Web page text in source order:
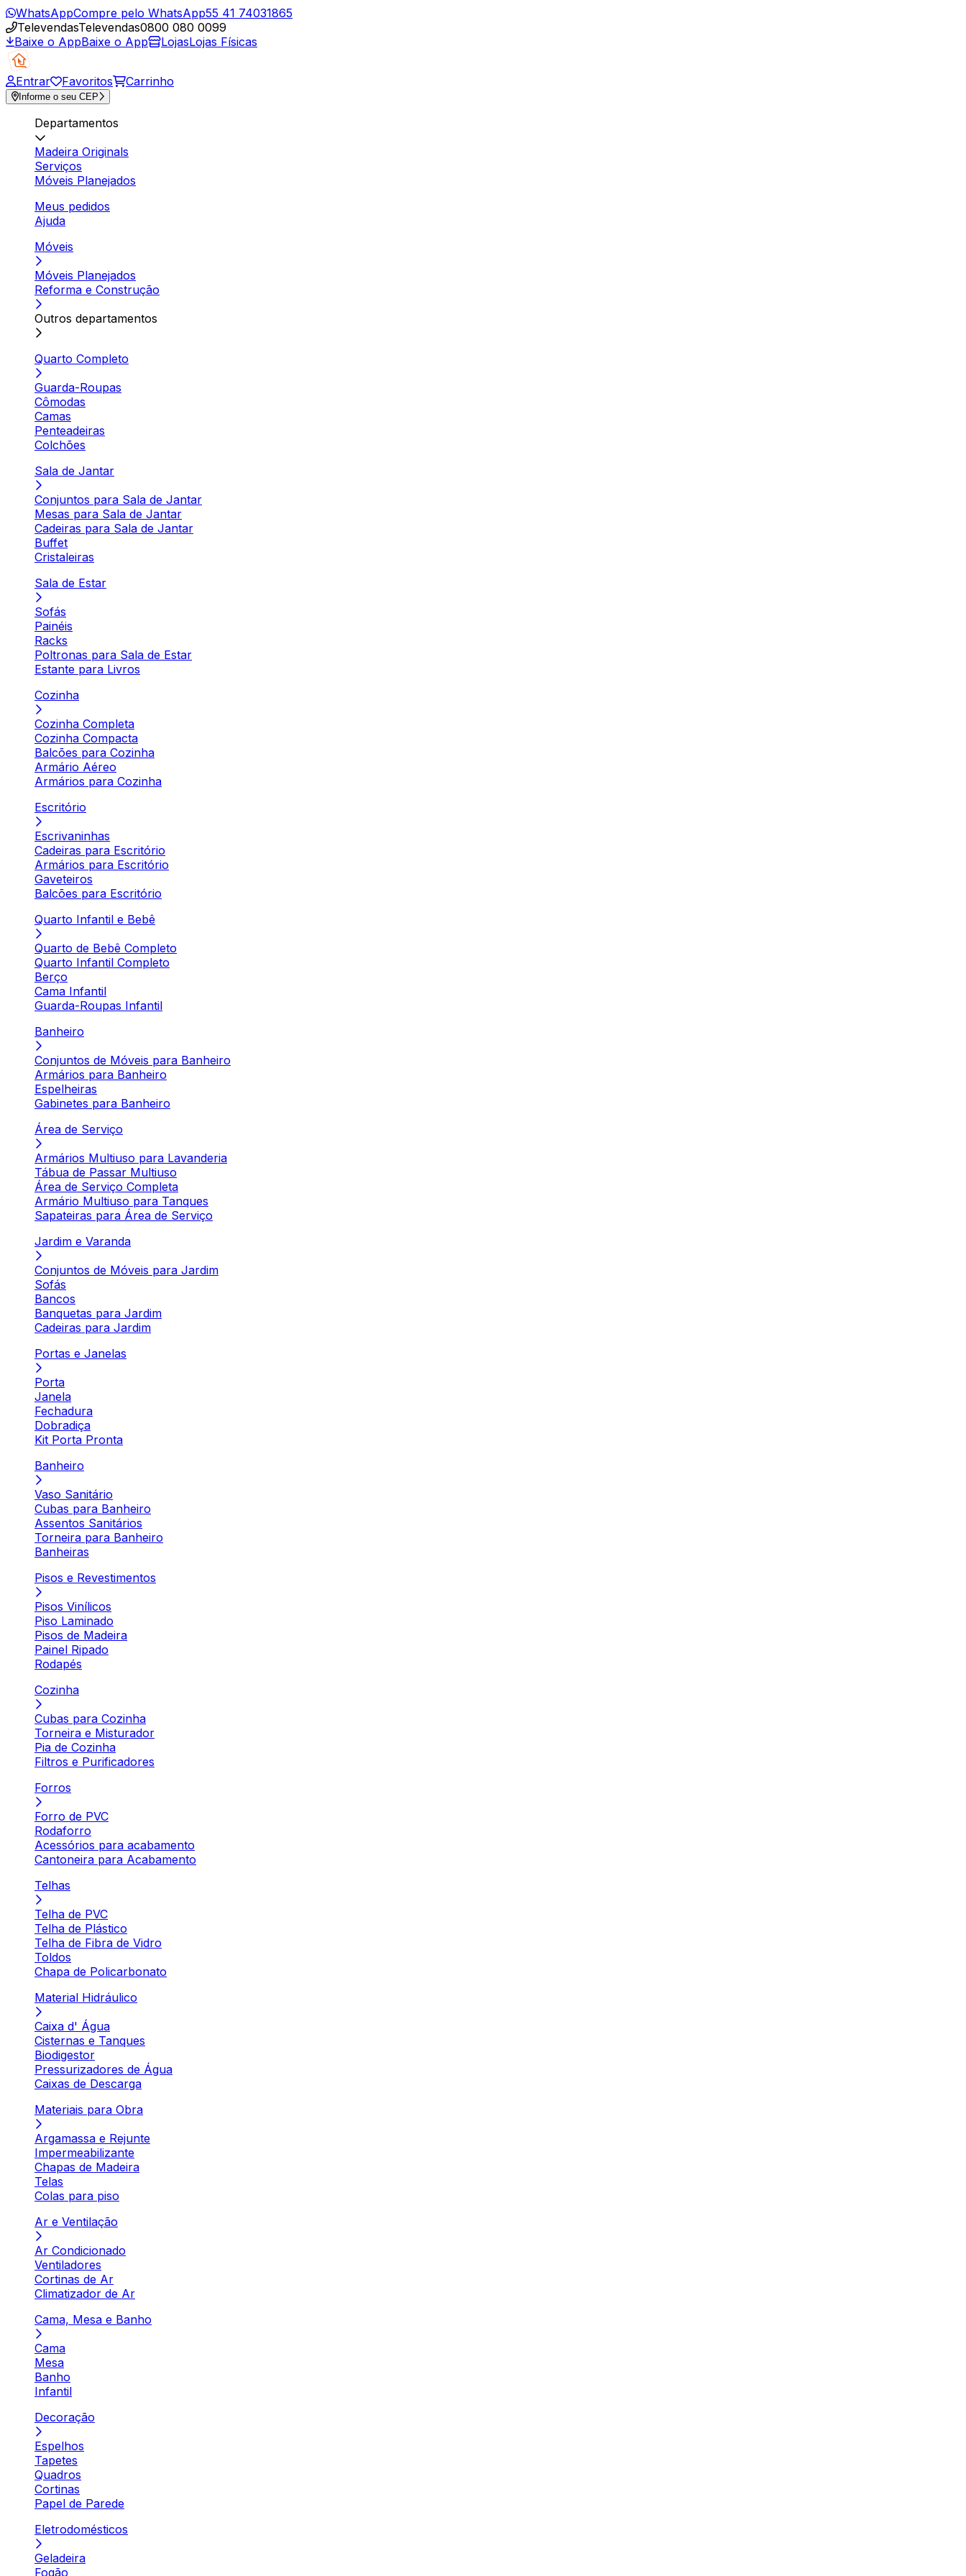
WhatsAppCompre pelo WhatsApp55 41 74031865
TelevendasTelevendas0800 080 0099
Baixe o AppBaixe o App LojasLojas Físicas
Entrar Favoritos Carrinho
Informe o seu CEP
Departamentos
Madeira Originals
Serviços
Móveis Planejados
Meus pedidos
Ajuda
Móveis
Móveis Planejados
Reforma e Construção
Outros departamentos
Quarto Completo
Guarda-Roupas
Cômodas
Camas
Penteadeiras
Colchões
Sala de Jantar
Conjuntos para Sala de Jantar
Mesas para Sala de Jantar
Cadeiras para Sala de Jantar
Buffet
Cristaleiras
Sala de Estar
Sofás
Painéis
Racks
Poltronas para Sala de Estar
Estante para Livros
Cozinha
Cozinha Completa
Cozinha Compacta
Balcões para Cozinha
Armário Aéreo
Armários para Cozinha
Escritório
Escrivaninhas
Cadeiras para Escritório
Armários para Escritório
Gaveteiros
Balcões para Escritório
Quarto Infantil e Bebê
Quarto de Bebê Completo
Quarto Infantil Completo
Berço
Cama Infantil
Guarda-Roupas Infantil
Banheiro
Conjuntos de Móveis para Banheiro
Armários para Banheiro
Espelheiras
Gabinetes para Banheiro
Área de Serviço
Armários Multiuso para Lavanderia
Tábua de Passar Multiuso
Área de Serviço Completa
Armário Multiuso para Tanques
Sapateiras para Área de Serviço
Jardim e Varanda
Conjuntos de Móveis para Jardim
Sofás
Bancos
Banquetas para Jardim
Cadeiras para Jardim
Portas e Janelas
Porta
Janela
Fechadura
Dobradiça
Kit Porta Pronta
Banheiro
Vaso Sanitário
Cubas para Banheiro
Assentos Sanitários
Torneira para Banheiro
Banheiras
Pisos e Revestimentos
Pisos Vinílicos
Piso Laminado
Pisos de Madeira
Painel Ripado
Rodapés
Cozinha
Cubas para Cozinha
Torneira e Misturador
Pia de Cozinha
Filtros e Purificadores
Forros
Forro de PVC
Rodaforro
Acessórios para acabamento
Cantoneira para Acabamento
Telhas
Telha de PVC
Telha de Plástico
Telha de Fibra de Vidro
Toldos
Chapa de Policarbonato
Material Hidráulico
Caixa d' Água
Cisternas e Tanques
Biodigestor
Pressurizadores de Água
Caixas de Descarga
Materiais para Obra
Argamassa e Rejunte
Impermeabilizante
Chapas de Madeira
Telas
Colas para piso
Ar e Ventilação
Ar Condicionado
Ventiladores
Cortinas de Ar
Climatizador de Ar
Cama, Mesa e Banho
Cama
Mesa
Banho
Infantil
Decoração
Espelhos
Tapetes
Quadros
Cortinas
Papel de Parede
Eletrodomésticos
Geladeira
Fogão